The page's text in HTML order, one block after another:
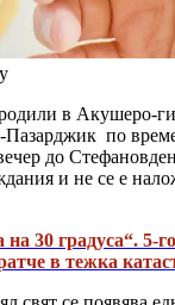
в Акушеро-
по
до
и не се е
на 30 градуса“. 5-
в тежка